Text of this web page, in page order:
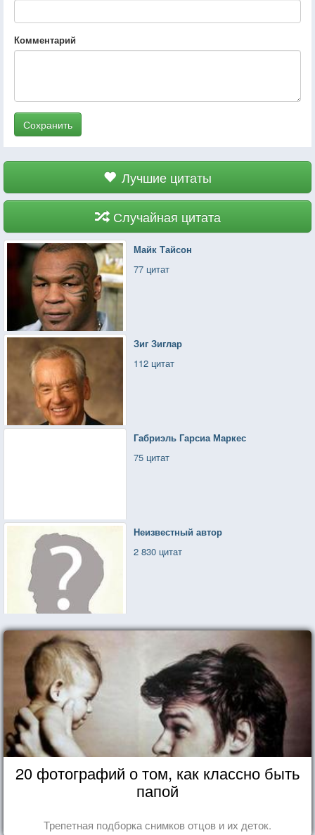
Комментарий
Сохранить
Лучшие цитаты
Случайная цитата
Майк Тайсон
77 цитат
Зиг Зиглар
112 цитат
Габриэль Гарсиа Маркес
75 цитат
Неизвестный автор
2 830 цитат
20 фотографий о том, как классно быть
папой
Трепетная подборка снимков отцов и их деток.